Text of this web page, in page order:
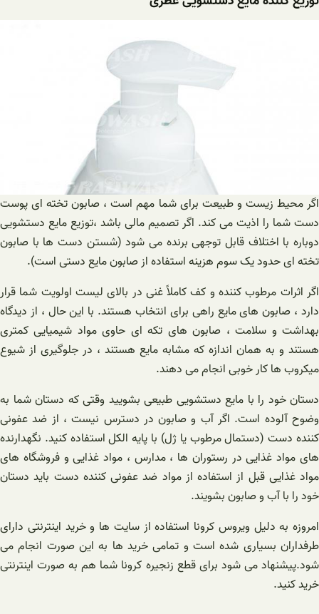
اگر محیط زیست و طبیعت برای شما مهم است ، صابون تخته ای پوست
دست شما را اذیت می کند. اگر تصمیم مالی باشد ،توزیع مایع دستشویی
دوباره با اختلاف قابل توجهی برنده می شود (شستن دست ها با صابون
تخته ای حدود یک سوم هزینه استفاده از صابون مایع دستی است).
اگر اثرات مرطوب کننده و کف کاملاً غنی در بالای لیست اولویت شما قرار
دارد ، صابون های مایع راهی برای انتخاب هستند. با این حال ، از دیدگاه
بهداشت و سلامت ، صابون های تکه ای حاوی مواد شیمیایی کمتری
هستند و به همان اندازه که مشابه مایع هستند ، در جلوگیری از شیوع
میکروب ها کار خوبی انجام می دهند.
دستان خود را با مایع دستشویی طبیعی بشویید وقتی که دستان شما به
وضوح آلوده است. اگر آب و صابون در دسترس نیست ، از ضد عفونی
کننده دست (دستمال مرطوب یا ژل) با پایه الکل استفاده کنید. نگهدارنده
های مواد غذایی در رستوران ها ، مدارس ، مواد غذایی و فروشگاه های
مواد غذایی قبل از استفاده از مواد ضد عفونی کننده دست باید دستان
خود را با آب و صابون بشویند.
امروزه به دلیل ویروس کرونا استفاده از سایت ها و خرید اینترنتی دارای
طرفداران بسیاری شده است و تمامی خرید ها به این صورت انجام می
شود.پیشنهاد می شود برای قطع زنجیره کرونا شما هم به صورت اینترنتی
خرید کنید.